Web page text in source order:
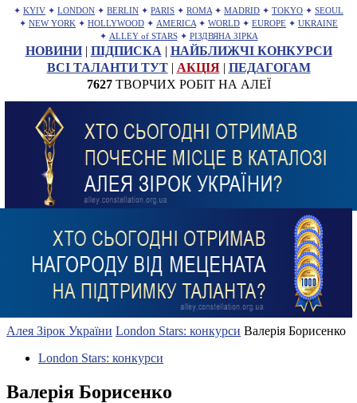
✦ KYIV ✦ LONDON ✦ BERLIN ✦ PARIS ✦ ROMA ✦ MADRID ✦ TOKYO ✦ SEOUL
✦ NEW YORK ✦ HOLLYWOOD ✦ AMERICA ✦ WORLD ✦ EUROPE ✦ UKRAINE
✦ ALLEY of STARS ✦ РІЗДВЯНА ЗІРКА
НОВИНИ| ПІДПИСКА | НАЙБЛИЖЧІ КОНКУРСИ
ВСІ ТАЛАНТИ ТУТ| АКЦІЯ| ПЕДАГОГАМ
7627ТВОРЧИХ РОБІТ НА АЛЕЇ
Алея Зірок України London Stars: конкурси Валерія Борисенко
London Stars: конкурси
Валерія Борисенко